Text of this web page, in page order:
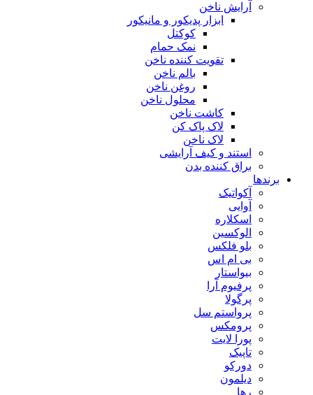
آرایش ناخن
ابزار پدیکور و مانیکور
کوکتل
نمک حمام
تقویت کننده ناخن
بالم ناخن
روغن ناخن
محلول ناخن
کاشت ناخن
لاک پاک کن
لاک ناخن
استند و کیف آرایشی
براق کننده بدن
برندها
آکواتیک
آوایی
اسکلاره
الوکسین
بلو فلکس
بی ام اس
بیواستار
پرفیوم آرا
پرگولا
پرواستم سل
پرومکس
پورا لایت
تاپیک
دورکو
دیلمون
رها